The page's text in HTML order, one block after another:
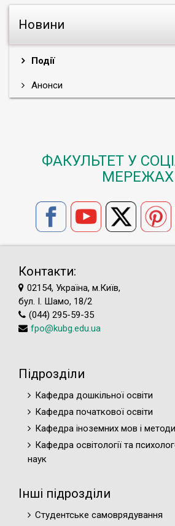
Новини
Події
Анонси
ФАКУЛЬТЕТ У
МЕРЕЖАХ
Контакти:
02154, Україна, м.Київ,
бул. І. Шамо, 18/2
(044) 295-59-35
fpo@kubg.edu.ua
Підрозділи
Кафедра дошкільної освіти
Кафедра початкової освіти
Кафедра іноземних мов і
Кафедра освітології та
наук
Інші підрозділи
Студентське самоврядування